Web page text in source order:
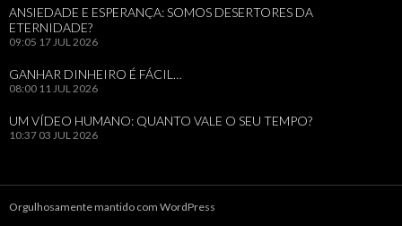
ANSIEDADE E ESPERANÇA: SOMOS DESERTORES DA
ETERNIDADE?
09:05 17 JUL 2026
GANHAR DINHEIRO É FÁCIL…
08:00 11 JUL 2026
UM VÍDEO HUMANO: QUANTO VALE O SEU TEMPO?
10:37 03 JUL 2026
Orgulhosamente mantido com WordPress